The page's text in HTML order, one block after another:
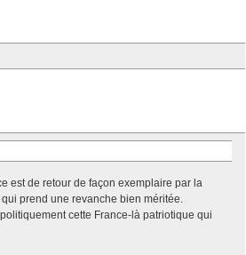
est de retour de façon exemplaire par la
prend une revanche bien méritée.
cette France-là patriotique qui